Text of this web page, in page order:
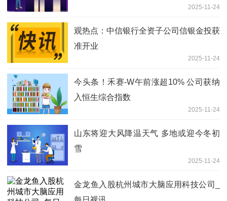
2025-11-24
观热点：中信银行全资子公司信银金投获
准开业
2025-11-24
今头条！禾赛-W午前涨超10% 公司获纳
入恒生综合指数
2025-11-24
山东将迎大风降温天气 多地或迎今冬初
雪
2025-11-24
金龙鱼入股杭州城市大脑应用科技公司_